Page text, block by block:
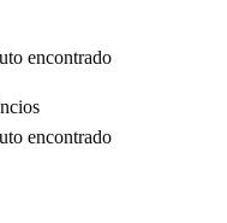
encontrado
encontrado